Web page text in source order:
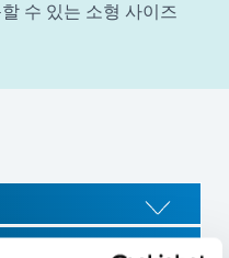
수 있는 소형 사이즈